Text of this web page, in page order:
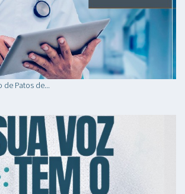
de Patos de...